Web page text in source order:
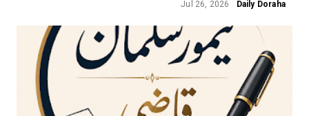
Daily Doraha
Jul 26, 2026